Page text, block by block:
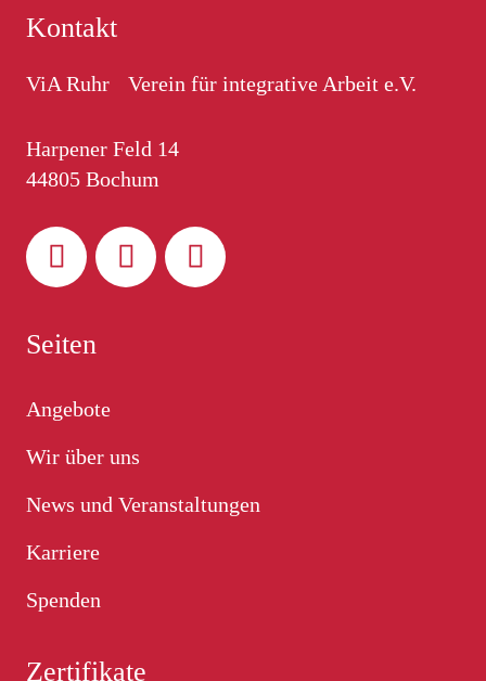
Kontakt
ViA Ruhr Verein für integrative Arbeit e.V.
Harpener Feld 14
44805 Bochum
Seiten
Angebote
Wir über uns
News und Veranstaltungen
Karriere
Spenden
Zertifikate